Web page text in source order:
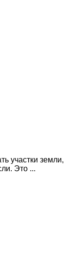
участки земли,
Это ...